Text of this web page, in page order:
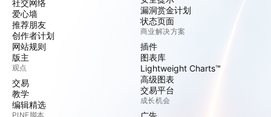
社交网络
爱心墙
推荐朋友
创作者计划
网站规则
版主
观点
交易
教学
编辑精选
PINE脚本
漏洞赏金计划
状态页面
商业解决方案
插件
图表库
Lightweight Charts™
高级图表
交易平台
成长机会